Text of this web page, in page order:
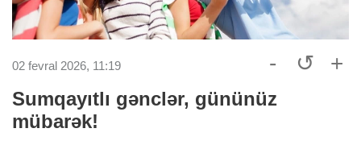
02 fevral 2026, 11:19 - ↺ +
Sumqayıtlı gənclər, gününüz
mübarək!